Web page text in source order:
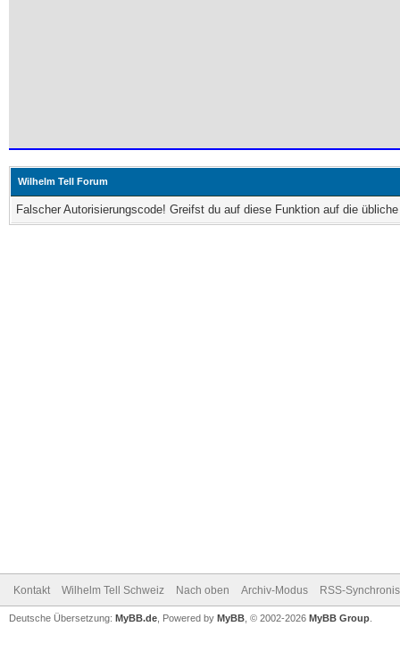
Wilhelm Tell Forum
Falscher Autorisierungscode! Greifst du auf diese Funktion auf die
Kontakt Wilhelm Tell Schweiz Nach oben Archiv-Modus RSS-
Deutsche Übersetzung: MyBB.de , Powered by MyBB , © 2002-2026 MyBB Group